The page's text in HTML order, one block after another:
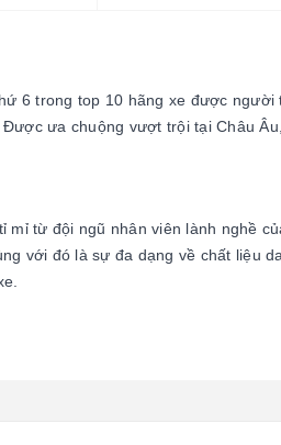
6 trong top 10 hãng xe được
ưa chuộng vượt trội tại Châu
mỉ từ đội ngũ nhân viên lành nghề
với đó là sự đa dạng về chất liệu